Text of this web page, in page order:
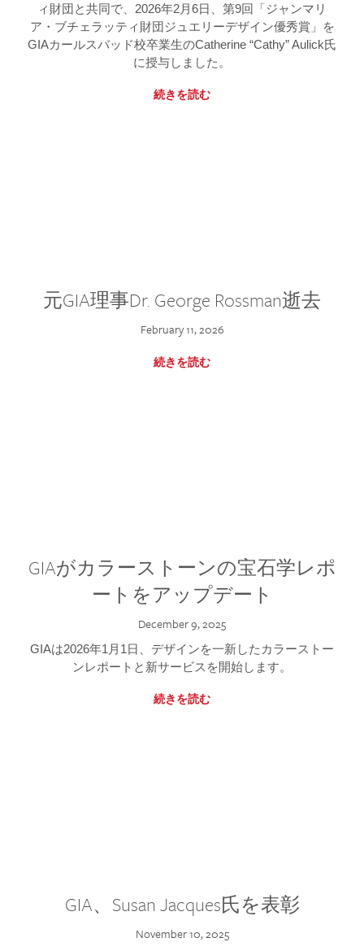
ィ財団と共同で、2026年2月6日、第9回「ジャンマリ
ア・ブチェラッティ財団ジュエリーデザイン優秀賞」を
GIAカールスバッド校卒業生のCatherine “Cathy” Aulick氏
に授与しました。
続きを読む
元GIA理事Dr. George Rossman逝去
February 11, 2026
続きを読む
GIAがカラーストーンの宝石学レポ
ートをアップデート
December 9, 2025
GIAは2026年1月1日、デザインを一新したカラーストー
ンレポートと新サービスを開始します。
続きを読む
GIA、Susan Jacques氏を表彰
November 10, 2025